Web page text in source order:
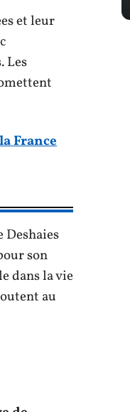
et leur
Les
France
Deshaies
son
dans la vie
au